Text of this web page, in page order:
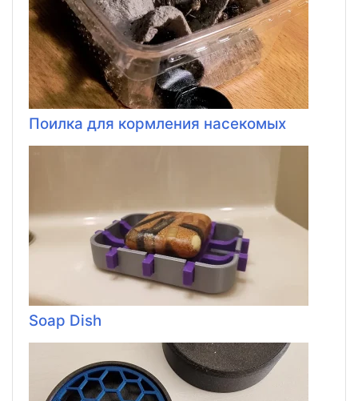
Поилка для кормления насекомых
Soap Dish